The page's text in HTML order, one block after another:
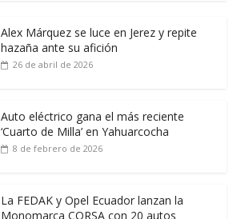
Alex Márquez se luce en Jerez y repite
hazaña ante su afición
26 de abril de 2026
Auto eléctrico gana el más reciente
‘Cuarto de Milla’ en Yahuarcocha
8 de febrero de 2026
La FEDAK y Opel Ecuador lanzan la
Monomarca CORSA con 20 autos